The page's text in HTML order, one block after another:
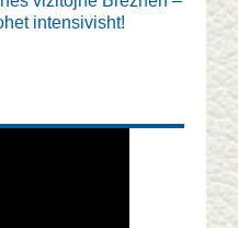
intensivisht!